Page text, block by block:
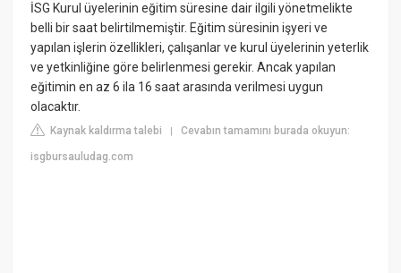
İSG Kurul üyelerinin eğitim süresine dair ilgili yönetmelikte
belli bir saat belirtilmemiştir. Eğitim süresinin işyeri ve
yapılan işlerin özellikleri, çalışanlar ve kurul üyelerinin yeterlik
ve yetkinliğine göre belirlenmesi gerekir. Ancak yapılan
eğitimin en az 6 ila 16 saat arasında verilmesi uygun
olacaktır.
Kaynak kaldırma talebi |Cevabın tamamını burada okuyun:
isgbursauludag.com